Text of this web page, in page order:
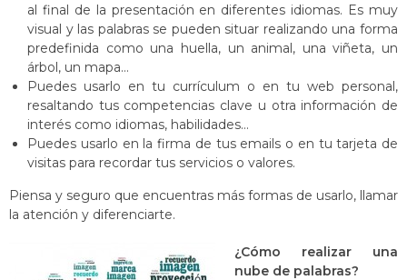
al final de la presentación en diferentes idiomas. Es muy
visual y las palabras se pueden situar realizando una forma
predefinida como una huella, un animal, una viñeta, un
árbol, un mapa…
Puedes usarlo en tu currículum o en tu web personal,
resaltando tus competencias clave u otra información de
interés como idiomas, habilidades…
Puedes usarlo en la firma de tus emails o en tu tarjeta de
visitas para recordar tus servicios o valores.
Piensa y seguro que encuentras más formas de usarlo, llamar
la atención y diferenciarte.
¿Cómo realizar una
nube de palabras?